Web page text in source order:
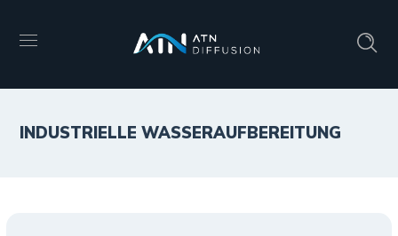
INDUSTRIELLE WASSERAUFBEREITUNG